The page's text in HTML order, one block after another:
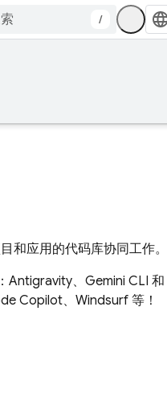
/
和应用的代码库协同工作。
Antigravity、 Gemini CLI 和
Copilot、Windsurf 等！